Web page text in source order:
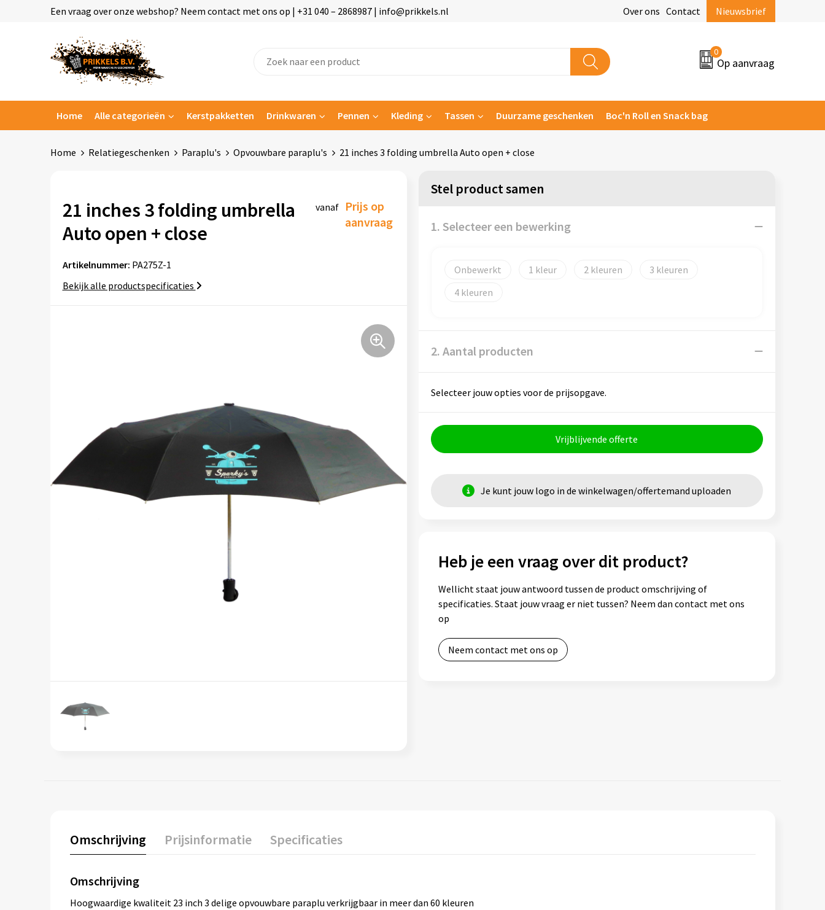
Een vraag over onze webshop? Neem contact met ons op | +31 040 – 2868987 | info@prikkels.nl Over ons Contact Nieuwsbrief
0
Op aanvraag
Home Alle categorieën Kerstpakketten Drinkwaren Pennen Kleding Tassen Duurzame geschenken Boc'n Roll en Snack bag
Home Relatiegeschenken Paraplu's Opvouwbare paraplu's 21 inches 3 folding umbrella Auto open + close
21 inches 3 folding umbrella
Auto open + close
vanaf
Prijs op
aanvraag
Artikelnummer: PA275Z-1
Bekijk alle productspecificaties
Stel product samen
1. Selecteer een bewerking
Onbewerkt 1 2
3
4
2. Aantal producten
Selecteer jouw opties voor de prijsopgave.
Vrijblijvende offerte
Je kunt jouw logo in de winkelwagen/offertemand uploaden
Heb je een vraag over dit product?
Wellicht staat jouw antwoord tussen de product omschrijving of
specificaties. Staat jouw vraag er niet tussen? Neem dan contact met ons
op
Neem contact met ons op
Omschrijving Prijsinformatie Specificaties
Omschrijving
Hoogwaardige kwaliteit 23 inch 3 delige opvouwbare paraplu verkrijgbaar in meer dan 60 kleuren